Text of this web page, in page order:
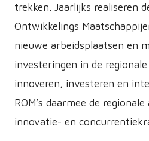
trekken. Jaarlijks realiseren
Ontwikkelings
nieuwe arbeidsplaatsen en
investeringen in de
innoveren, investeren en
ROM’s daarmee de
innovatie- en